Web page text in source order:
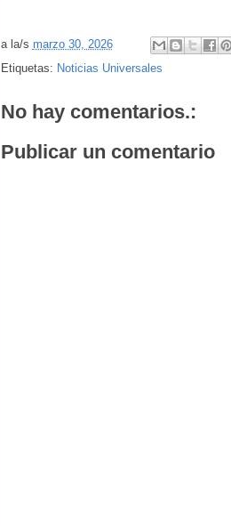
a la/s marzo 30, 2026
Etiquetas: Noticias Universales
No hay comentarios.:
Publicar un comentario